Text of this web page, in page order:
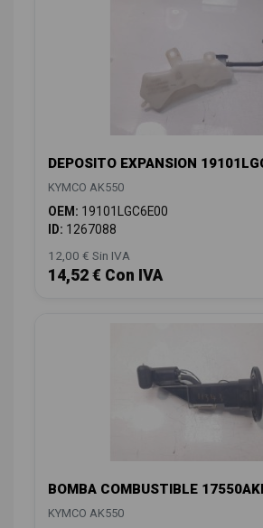
DEPOSITO EXPANSION
KYMCO AK550
OEM: 19101LGC6E00
ID: 1267088
12,00 € Sin IVA
14,52 € Con IVA
BOMBA COMBUSTIBLE
KYMCO AK550